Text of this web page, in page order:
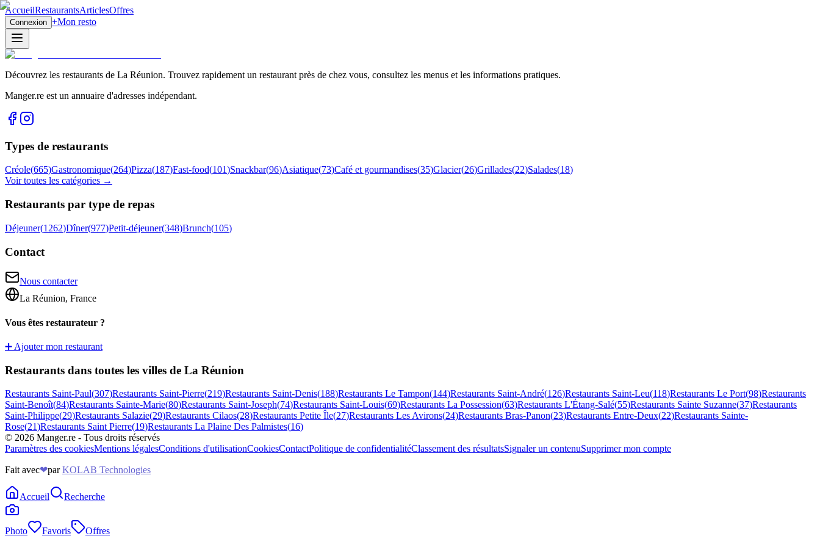
AccueilRestaurantsArticlesOffres
Connexion +Mon resto
Découvrez les restaurants de La Réunion. Trouvez rapidement un restaurant près de chez vous, consultez les menus et les informations pratiques.
Manger.re est un annuaire d'adresses indépendant.
Types de restaurants
Créole(665)Gastronomique(264)Pizza(187)Fast-food(101)Snackbar(96)Asiatique(73)Café et gourmandises(35)Glacier(26)Grillades(22)Salades(18)
Voir toutes les catégories →
Restaurants par type de repas
Déjeuner(1262)Dîner(977)Petit-déjeuner(348)Brunch(105)
Contact
Nous contacter
La Réunion, France
Vous êtes restaurateur ?
➕ Ajouter mon restaurant
Restaurants dans toutes les villes de La Réunion
Restaurants Saint-Paul(307)Restaurants Saint-Pierre(219)Restaurants Saint-Denis(188)Restaurants Le Tampon(144)Restaurants Saint-André(126)Restaurants Saint-Leu(118)Restaurants Le Port(98)Restaurants
Saint-Benoît(84)Restaurants Sainte-Marie(80)Restaurants Saint-Joseph(74)Restaurants Saint-Louis(69)Restaurants La Possession(63)Restaurants L'Étang-Salé(55)Restaurants Sainte Suzanne(37)Restaurants
Saint-Philippe(29)Restaurants Salazie(29)Restaurants Cilaos(28)Restaurants Petite Île(27)Restaurants Les Avirons(24)Restaurants Bras-Panon(23)Restaurants Entre-Deux(22)Restaurants Sainte-
Rose(21)Restaurants Saint Pierre(19)Restaurants La Plaine Des Palmistes(16)
© 2026 Manger.re - Tous droits réservés
Paramètres des cookiesMentions légalesConditions d'utilisationCookiesContactPolitique de confidentialitéClassement des résultatsSignaler un contenuSupprimer mon compte
Fait avec❤par KOLAB Technologies
Accueil Recherche
Photo Favoris Offres